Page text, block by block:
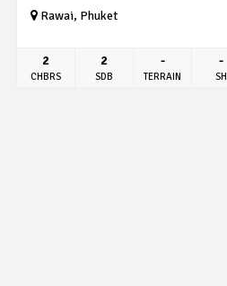
Rawai, Phuket
2
CHBRS
2
SDB
-
TERRAIN
-
SH